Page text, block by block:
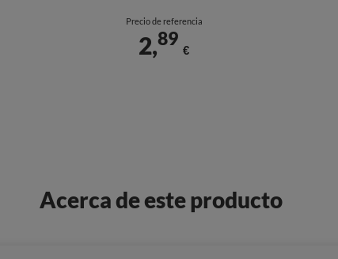
Precio de referencia
2,89
€
Acerca de este producto